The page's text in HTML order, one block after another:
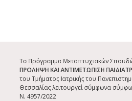
Το Πρόγραμμα Μεταπτυχιακών
ΠΡΟΛΗΨΗ ΚΑΙ ΑΝΤΙΜΕΤΩΠΙΣΗ
του Τμήματος Ιατρικής του
Θεσσαλίαςλειτουργεί σύμφωνα
Ν. 4957/2022